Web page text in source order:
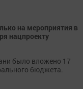
на мероприятия в
нацпроекту
было вложено 17
бюджета.